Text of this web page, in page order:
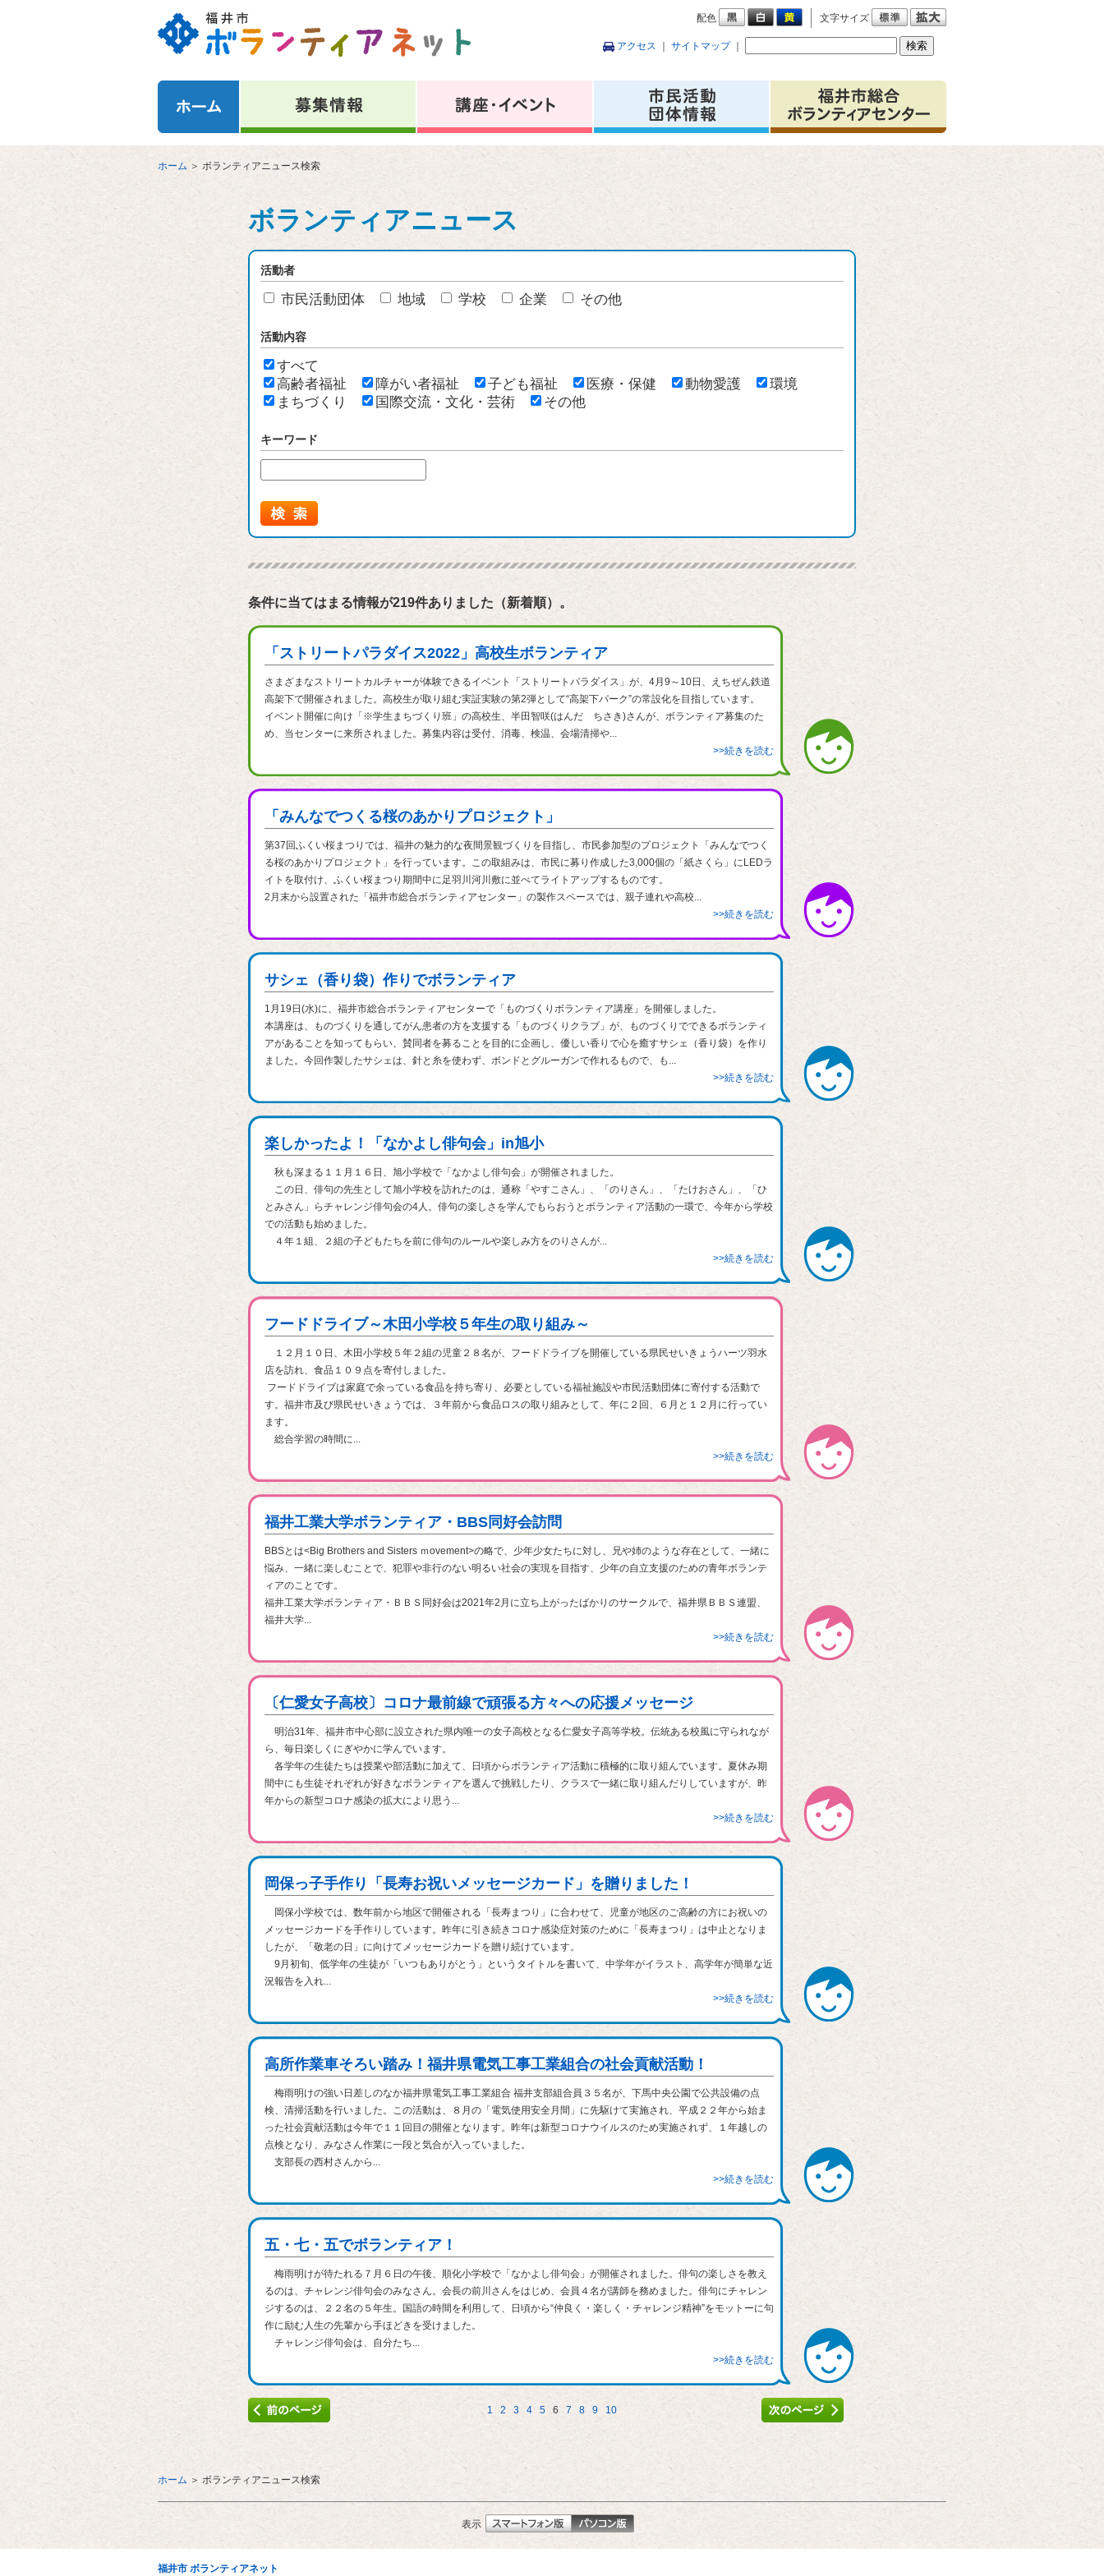
配色 文字サイズ
アクセス サイトマップ｜
ホーム ＞ ボランティアニュース検索
ボランティアニュース
活動者
市民活動団体 地域 学校 企業 その他
活動内容
すべて
高齢者福祉
障がい者福祉 子ども福祉 医療・保健 動物愛護
環境
まちづくり
国際交流・文化・芸術 その他
キーワード
条件に当てはまる情報が219件ありました（新着順）。
「ストリートパラダイス2022」高校生ボランティア
さまざまなストリートカルチャーが体験できるイベント「ストリートパラダイス」が、4月9～10日、えちぜん鉄道
高架下で開催されました。高校生が取り組む実証実験の第2弾として“高架下パーク”の常設化を目指しています。
イベント開催に向け「※学生まちづくり班」の高校生、半田智咲(はんだ ちさき)さんが、ボランティア募集のた
め、当センターに来所されました。募集内容は受付、消毒、検温、会場清掃や...
>>続きを読む
「みんなでつくる桜のあかりプロジェクト」
第37回ふくい桜まつりでは、福井の魅力的な夜間景観づくりを目指し、市民参加型のプロジェクト「みんなでつく
る桜のあかりプロジェクト」を行っています。この取組みは、市民に募り作成した3,000個の「紙さくら」にLEDラ
イトを取付け、ふくい桜まつり期間中に足羽川河川敷に並べてライトアップするものです。
2月末から設置された「福井市総合ボランティアセンター」の製作スペースでは、親子連れや高校...
>>続きを読む
サシェ（香り袋）作りでボランティア
1月19日(水)に、福井市総合ボランティアセンターで「ものづくりボランティア講座」を開催しました。
本講座は、ものづくりを通してがん患者の方を支援する「ものづくりクラブ」が、ものづくりでできるボランティ
アがあることを知ってもらい、賛同者を募ることを目的に企画し、優しい香りで心を癒すサシェ（香り袋）を作り
ました。今回作製したサシェは、針と糸を使わず、ボンドとグルーガンで作れるもので、も...
>>続きを読む
楽しかったよ！「なかよし俳句会」in旭小
秋も深まる１１月１６日、旭小学校で「なかよし俳句会」が開催されました。
この日、俳句の先生として旭小学校を訪れたのは、通称「やすこさん」、「のりさん」、「たけおさん」、「ひ
とみさん」らチャレンジ俳句会の4人。俳句の楽しさを学んでもらおうとボランティア活動の一環で、今年から学校
での活動も始めました。
４年１組、２組の子どもたちを前に俳句のルールや楽しみ方をのりさんが...
>>続きを読む
フードドライブ～木田小学校５年生の取り組み～
１２月１０日、木田小学校５年２組の児童２８名が、フードドライブを開催している県民せいきょうハーツ羽水
店を訪れ、食品１０９点を寄付しました。
フードドライブは家庭で余っている食品を持ち寄り、必要としている福祉施設や市民活動団体に寄付する活動で
す。福井市及び県民せいきょうでは、３年前から食品ロスの取り組みとして、年に２回、６月と１２月に行ってい
ます。
総合学習の時間に...
>>続きを読む
福井工業大学ボランティア・BBS同好会訪問
BBSとは<Big Brothers and Sisters ｍovement>の略で、少年少女たちに対し、兄や姉のような存在として、一緒に
悩み、一緒に楽しむことで、犯罪や非行のない明るい社会の実現を目指す、少年の自立支援のための青年ボランテ
ィアのことです。
福井工業大学ボランティア・ＢＢＳ同好会は2021年2月に立ち上がったばかりのサークルで、福井県ＢＢＳ連盟、
福井大学...
>>続きを読む
〔仁愛女子高校〕コロナ最前線で頑張る方々への応援メッセージ
明治31年、福井市中心部に設立された県内唯一の女子高校となる仁愛女子高等学校。伝統ある校風に守られなが
ら、毎日楽しくにぎやかに学んでいます。
各学年の生徒たちは授業や部活動に加えて、日頃からボランティア活動に積極的に取り組んでいます。夏休み期
間中にも生徒それぞれが好きなボランティアを選んで挑戦したり、クラスで一緒に取り組んだりしていますが、昨
年からの新型コロナ感染の拡大により思う...
>>続きを読む
岡保っ子手作り「長寿お祝いメッセージカード」を贈りました！
岡保小学校では、数年前から地区で開催される「長寿まつり」に合わせて、児童が地区のご高齢の方にお祝いの
メッセージカードを手作りしています。昨年に引き続きコロナ感染症対策のために「長寿まつり」は中止となりま
したが、「敬老の日」に向けてメッセージカードを贈り続けています。
9月初旬、低学年の生徒が「いつもありがとう」というタイトルを書いて、中学年がイラスト、高学年が簡単な近
況報告を入れ...
>>続きを読む
高所作業車そろい踏み！福井県電気工事工業組合の社会貢献活動！
梅雨明けの強い日差しのなか福井県電気工事工業組合 福井支部組合員３５名が、下馬中央公園で公共設備の点
検、清掃活動を行いました。この活動は、８月の「電気使用安全月間」に先駆けて実施され、平成２２年から始ま
った社会貢献活動は今年で１１回目の開催となります。昨年は新型コロナウイルスのため実施されず、１年越しの
点検となり、みなさん作業に一段と気合が入っていました。
支部長の西村さんから...
>>続きを読む
五・七・五でボランティア！
梅雨明けが待たれる７月６日の午後、順化小学校で「なかよし俳句会」が開催されました。俳句の楽しさを教え
るのは、チャレンジ俳句会のみなさん。会長の前川さんをはじめ、会員４名が講師を務めました。俳句にチャレン
ジするのは、２２名の５年生。国語の時間を利用して、日頃から“仲良く・楽しく・チャレンジ精神”をモットーに句
作に励む人生の先輩から手ほどきを受けました。
チャレンジ俳句会は、自分たち...
>>続きを読む
1 2 3 4 5 6 7 8 9 10
ホーム ＞ ボランティアニュース検索
表示
福井市 ボランティアネット